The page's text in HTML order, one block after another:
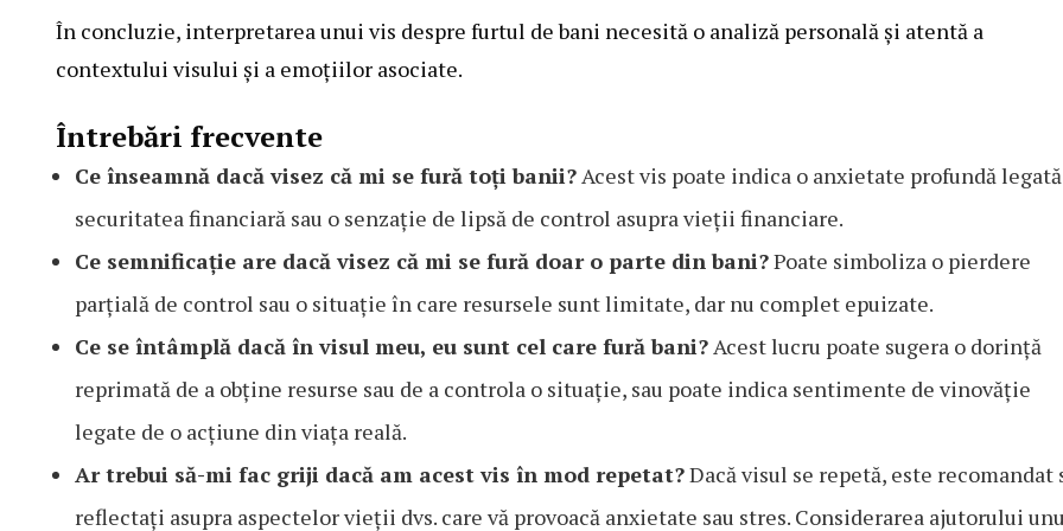
În concluzie, interpretarea unui vis despre furtul de bani necesită o analiză personală și atentă a
contextului visului și a emoțiilor asociate.
Întrebări frecvente
Ce înseamnă dacă visez că mi se fură toți banii?Acest vis poate indica o anxietate profundă
securitatea financiară sau o senzație de lipsă de control asupra vieții financiare.
Ce semnificație are dacă visez că mi se fură doar o parte din bani?Poate simboliza o pierdere
parțială de control sau o situație în care resursele sunt limitate, dar nu complet epuizate.
Ce se întâmplă dacă în visul meu, eu sunt cel care fură bani?Acest lucru poate sugera o dorință
reprimată de a obține resurse sau de a controla o situație, sau poate indica sentimente de vinovăție
legate de o acțiune din viața reală.
Ar trebui să-mi fac griji dacă am acest vis în mod repetat?Dacă visul se repetă, este recomandat
reflectați asupra aspectelor vieții dvs. care vă provoacă anxietate sau stres. Considerarea ajutorului